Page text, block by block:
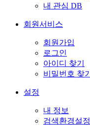
내 관심 DB
회원서비스
회원가입
로그인
아이디 찾기
비밀번호 찾기
설정
내 정보
검색환경설정